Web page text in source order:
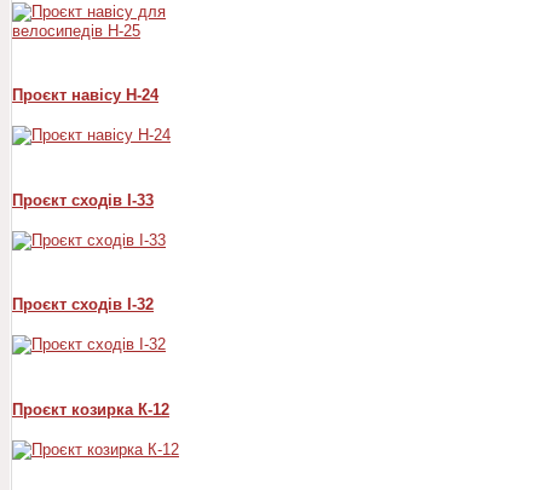
Проєкт навісу Н-24
Проєкт сходів I-33
Проєкт сходів I-32
Проєкт козирка К-12